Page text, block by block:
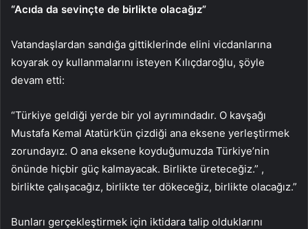
“Acıda da sevinçte de birlikte olacağız”
Vatandaşlardan sandığa gittiklerinde elini vicdanlarına
koyarak oy kullanmalarını isteyen Kılıçdaroğlu, şöyle
devam etti:
“Türkiye geldiği yerde bir yol ayrımındadır. O kavşağı
Mustafa Kemal Atatürk’ün çizdiği ana eksene yerleştirmek
zorundayız. O ana eksene koyduğumuzda Türkiye’nin
önünde hiçbir güç kalmayacak. Birlikte üreteceğiz.” ,
birlikte çalışacağız, birlikte ter dökeceğiz, birlikte olacağız.”
Bunları gerçekleştirmek için iktidara talip olduklarını